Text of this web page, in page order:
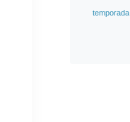
temporada